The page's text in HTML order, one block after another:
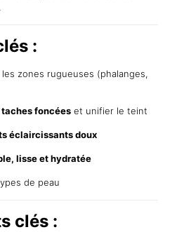
:
zones rugueuses (phalanges,
foncéeset unifier le teint
éclaircissants doux
lisse et hydratée
de peau
clés :